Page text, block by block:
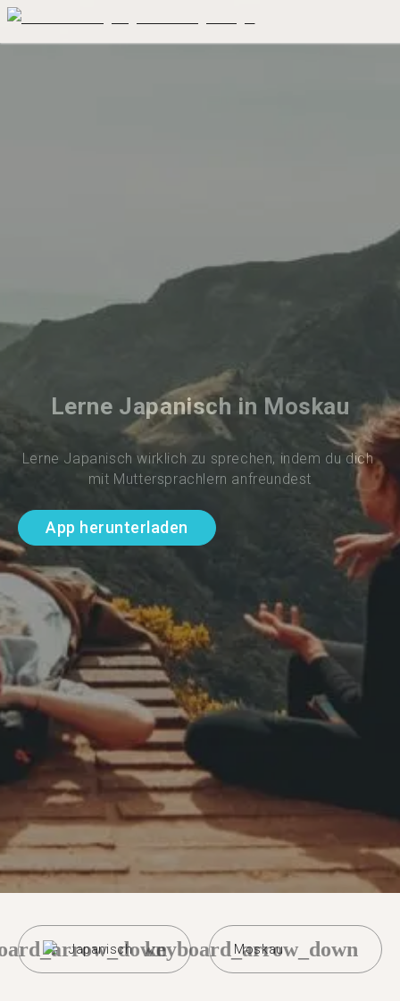
Lerne Japanisch in Moskau
Lerne Japanisch wirklich zu sprechen, indem du dich
mit Muttersprachlern anfreundest
App herunterladen
Japanisch Moskau
keyboard_arrow_down